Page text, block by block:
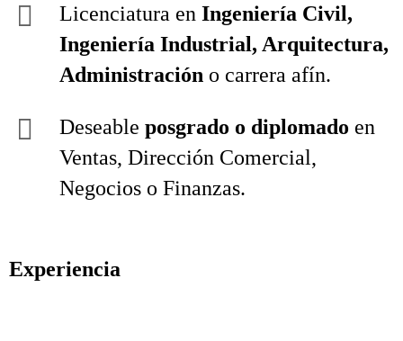
Licenciatura en Ingeniería Civil,
Ingeniería Industrial, Arquitectura,
Administración o carrera afín.
Deseable posgrado o diplomado en
Ventas, Dirección Comercial,
Negocios o Finanzas.
Experiencia